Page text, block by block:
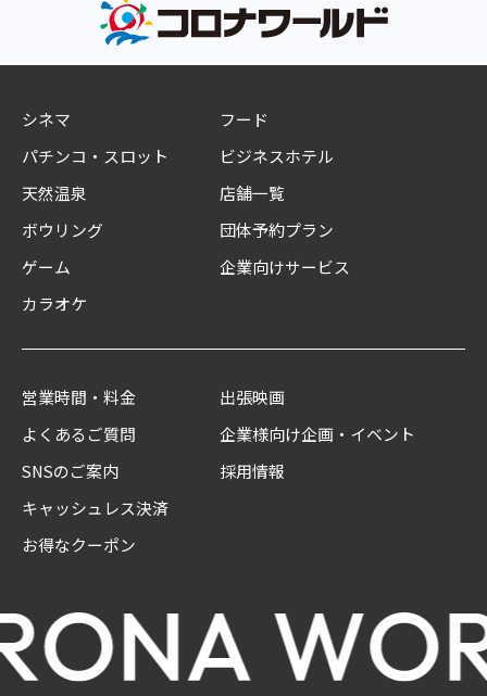
シネマ
パチンコ・スロット
天然温泉
ボウリング
ゲーム
カラオケ
フード
ビジネスホテル
店舗一覧
団体予約プラン
企業向けサービス
営業時間・料金
よくあるご質問
SNSのご案内
キャッシュレス決済
お得なクーポン
出張映画
企業様向け企画・イベント
採用情報